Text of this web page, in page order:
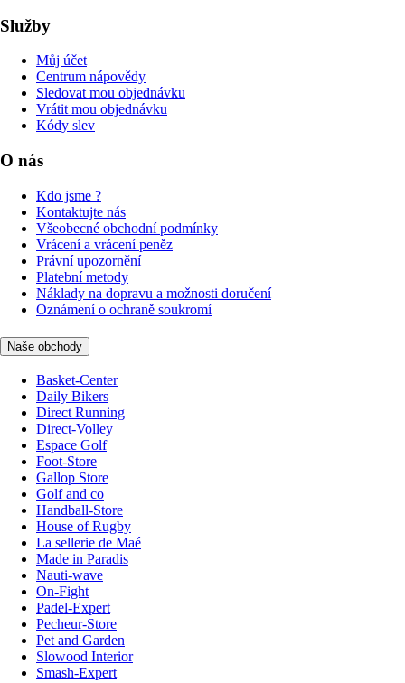
Služby
Můj účet
Centrum nápovědy
Sledovat mou objednávku
Vrátit mou objednávku
Kódy slev
O nás
Kdo jsme ?
Kontaktujte nás
Všeobecné obchodní podmínky
Vrácení a vrácení peněz
Právní upozornění
Platební metody
Náklady na dopravu a možnosti doručení
Oznámení o ochraně soukromí
Naše obchody
Basket-Center
Daily Bikers
Direct Running
Direct-Volley
Espace Golf
Foot-Store
Gallop Store
Golf and co
Handball-Store
House of Rugby
La sellerie de Maé
Made in Paradis
Nauti-wave
On-Fight
Padel-Expert
Pecheur-Store
Pet and Garden
Slowood Interior
Smash-Expert